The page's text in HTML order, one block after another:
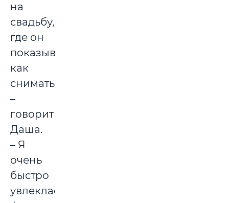
на
свадьбу,
где он
показывал,
как
снимать,
–
говорит
Даша.
– Я
очень
быстро
увлеклась